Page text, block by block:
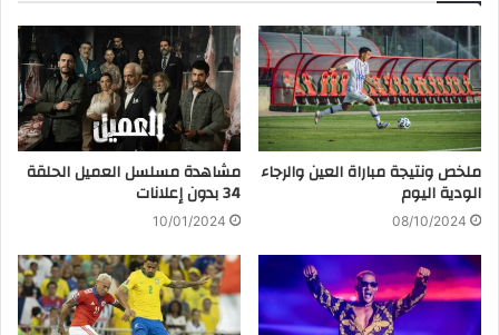
ملخص ونتيجة مباراة العين والرجاء
الودية اليوم
08/10/2024
مشاهدة مسلسل العميل الحلقة
34 بدون إعلانات
10/01/2024